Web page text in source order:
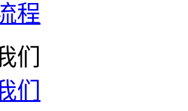
程
们
们